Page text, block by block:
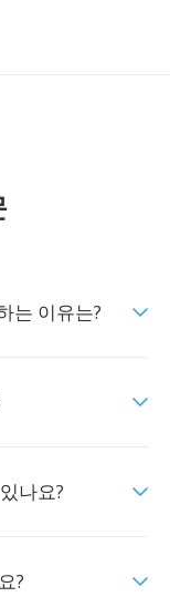
는 이유는?
나요?
?